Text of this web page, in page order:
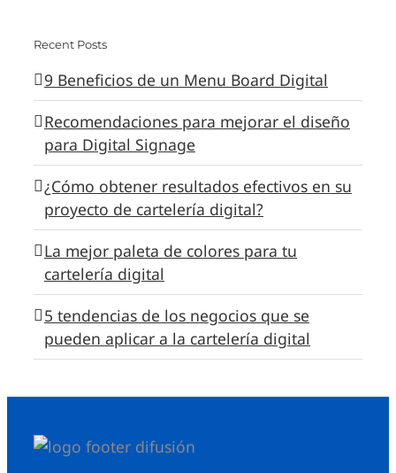
Recent Posts
9 Beneficios de un Menu Board Digital
Recomendaciones para mejorar el diseño
para Digital Signage
¿Cómo obtener resultados efectivos en su
proyecto de cartelería digital?
La mejor paleta de colores para tu
cartelería digital
5 tendencias de los negocios que se
pueden aplicar a la cartelería digital